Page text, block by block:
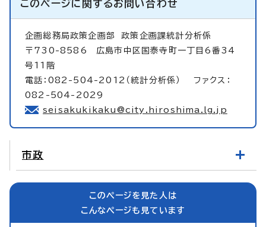
このページに関するお問い合わせ
企画総務局政策企画部政策企画課統計分析係
〒730-8586 広島市中区国泰寺町一丁目6番34
号11階
電話：082-504-2012（統計分析係） ファクス：
082-504-2029
seisakukikaku@city.hiroshima.lg.jp
市政
このページを見た人は
こんなページも見ています